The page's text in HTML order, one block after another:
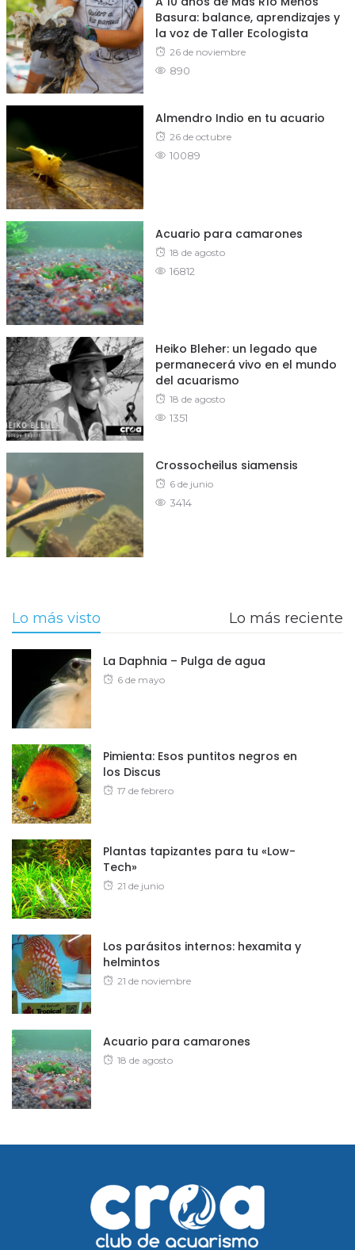
Basura: balance, aprendizajes y
la voz de Taller Ecologista
Posted
on
26 de noviembre
890
Almendro Indio en tu acuario
Posted
on
26 de octubre
10089
Acuario para camarones
Posted
on
18 de agosto
16812
Heiko Bleher: un legado que
permanecerá vivo en el mundo
del acuarismo
Posted
on
18 de agosto
1351
Crossocheilus siamensis
Posted
on
6 de junio
3414
Lo más visto Lo más reciente
La Daphnia – Pulga de agua
Posted
6 de mayo
Pimienta: Esos puntitos negros en
los Discus
Posted
17 de febrero
Plantas tapizantes para tu «Low-
Tech»
Posted
21 de junio
Los parásitos internos: hexamita y
helmintos
Posted
21 de noviembre
Acuario para camarones
Posted
18 de agosto